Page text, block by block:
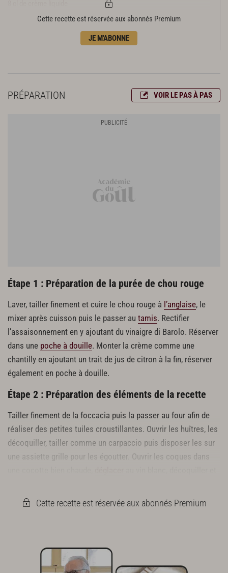
½ citron jaune
Fleur de sel
Poivre du moulin
Cette recette est réservée aux abonnés Premium
JE M'ABONNE
PRÉPARATION VOIR LE PAS À PAS
Étape 1 : Préparation de la purée de chou rouge
Laver, tailler finement et cuire le chou rouge à l’anglaise, le
mixer après cuisson puis le passer au tamis. Rectifier
l’assaisonnement en y ajoutant du vinaigre di Barolo. Réserver
dans une poche à douille. Monter la crème comme une
chantilly en ajoutant un trait de jus de citron à la fin, réserver
également en poche à douille.
Étape 2 : Préparation des éléments de la recette
Tailler finement de la foccacia puis la passer au four afin de
réaliser des petites tuiles croustillantes. Ouvrir les huîtres, les
décoquiller, tailler comme un carpaccio puis disposer les sur
une assiette grille pour les égoutter. Ouvrir les coques dans
Cette recette est réservée aux abonnés Premium